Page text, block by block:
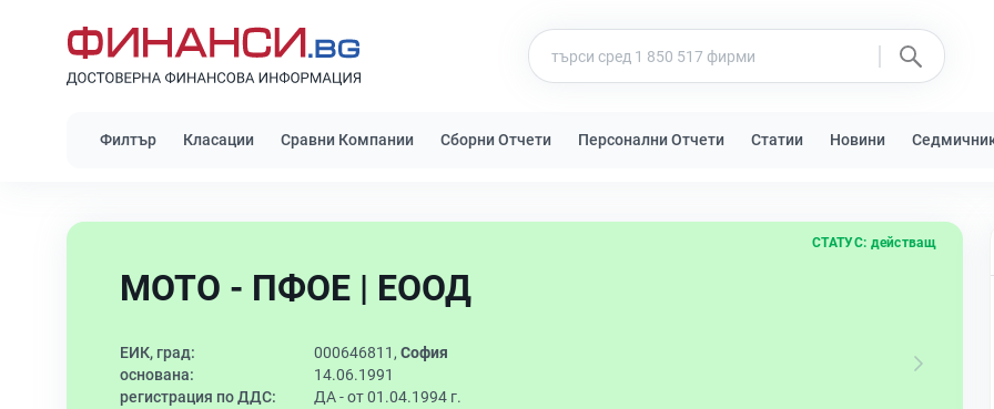
Филтър Класации Сравни Компании Сборни Отчети Персонални Отчети Статии Новини
МОТО - ПФОЕ | ЕООД
СТАТУС: действащ
ЕИК, град: 000646811, София
основана:
14.06.1991
регистрация по ДДС:
ДА - от 01.04.1994 г.